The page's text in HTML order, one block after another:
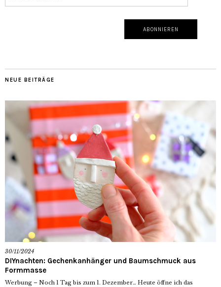
NEUE BEITRÄGE
30/11/2024
DIYnachten: Gechenkanhänger und Baumschmuck aus
Formmasse
Werbung – Noch 1 Tag bis zum 1. Dezember… Heute öffne ich das